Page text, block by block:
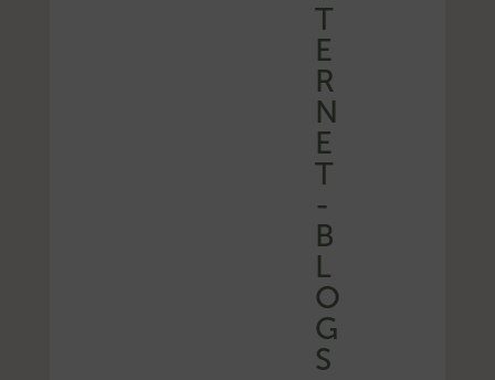
T
E
R
N
E
T
-
B
L
O
G
S